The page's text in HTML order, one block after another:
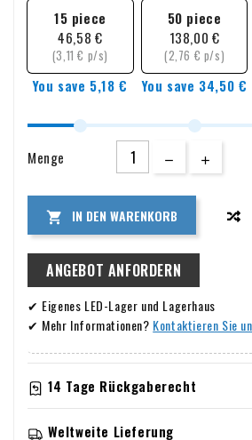
gegenüber extremen Bedingungen
RGBW-LED-Leuchten oder
möchten, dieses Kabel bietet die
benötigen.
15 piece
46,58 €
(3,11 € p/s)
You save 5,18 €
50 piece
138,00 €
(2,76 € p/s)
You save 34,50 €
Menge
 IN DEN WARENKORB
ANGEBOT ANFORDERN
✔ Eigenes LED-Lager und Lagerhaus
✔ Mehr Informationen? Kontaktieren Sie
14 Tage Rückgaberecht
Informationen zu Garantie und
Weltweite Lieferung